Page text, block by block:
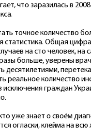
что заразилась в
точное количество
статистика. Общая
на сто человек, на
больше, уверены
десятилетиями,
реальное количество
исключения граждан
уже знает о своём
огласки, клейма на